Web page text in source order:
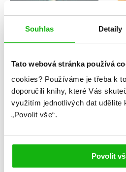
Souhlas Detaily
Tato webová stránka používá
cookies? Používáme je třeba k
doporučili knihy, které Vás
využitím jednotlivých dat udělíte
„Povolit vše“.
Povolit
Rick Riordan
Percy Jackson – Pohár
bohů